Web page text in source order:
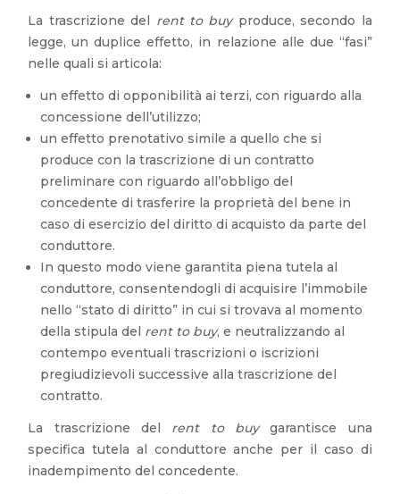
La trascrizione del rent to buyproduce, secondo la
legge, un duplice effetto, in relazione alle due “fasi”
nelle quali si articola:
un effetto di opponibilità ai terzi, con riguardo alla
concessione dell’utilizzo;
un effetto prenotativo simile a quello che si
produce con la trascrizione di un contratto
preliminare con riguardo all’obbligo del
concedente di trasferire la proprietà del bene in
caso di esercizio del diritto di acquisto da parte del
conduttore.
In questo modo viene garantita piena tutela al
conduttore, consentendogli di acquisire l’immobile
nello “stato di diritto” in cui si trovava al momento
della stipula del rent to buy, e neutralizzando al
contempo eventuali trascrizioni o iscrizioni
pregiudizievoli successive alla trascrizione del
contratto.
La trascrizione del rent to buygarantisce una
specifica tutela al conduttore anche per il caso di
inadempimento del concedente.